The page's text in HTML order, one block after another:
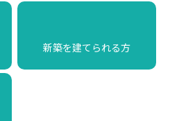
新築を建てられる方